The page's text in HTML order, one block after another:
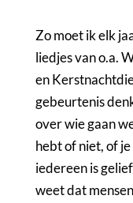
Zo moet ik elk
liedjes van o.a.
en
gebeurtenis
over wie gaan
hebt of niet, of
iedereen is
weet dat